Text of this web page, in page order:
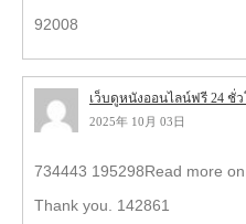
92008
เว็บดูหนังออนไลน์ฟรี 24 ชั่ว
2025年 10月 03日
734443 195298Read more
Thank you. 142861